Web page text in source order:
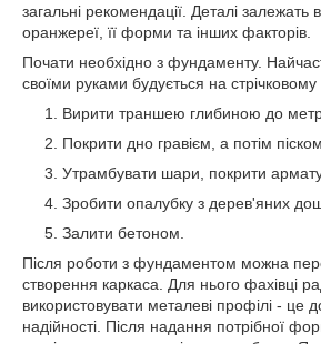
загальні рекомендації. Деталі залежать
оранжереї, її форми та інших факторів.
Почати необхідно з фундаменту.
своїми руками будується на стрічковому
Вирити траншею глибиною до
Покрити дно гравієм, а потім піском.
Утрамбувати шари, покрити
Зробити опалубку з дерев'яних
Залити бетоном.
Після роботи з фундаментом можна
створення каркаса. Для нього фахівці
використовувати металеві профілі - це
надійності. Після надання потрібної